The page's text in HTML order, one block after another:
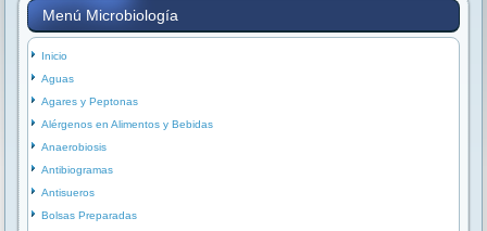
Menú Microbiología
Inicio
Aguas
Agares y Peptonas
Alérgenos en Alimentos y Bebidas
Anaerobiosis
Antibiogramas
Antisueros
Bolsas Preparadas